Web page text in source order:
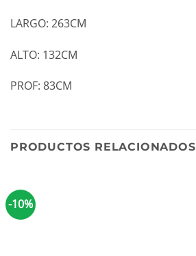
LARGO: 263CM
ALTO: 132CM
PROF: 83CM
PRODUCTOS RELACIONADOS
-10%